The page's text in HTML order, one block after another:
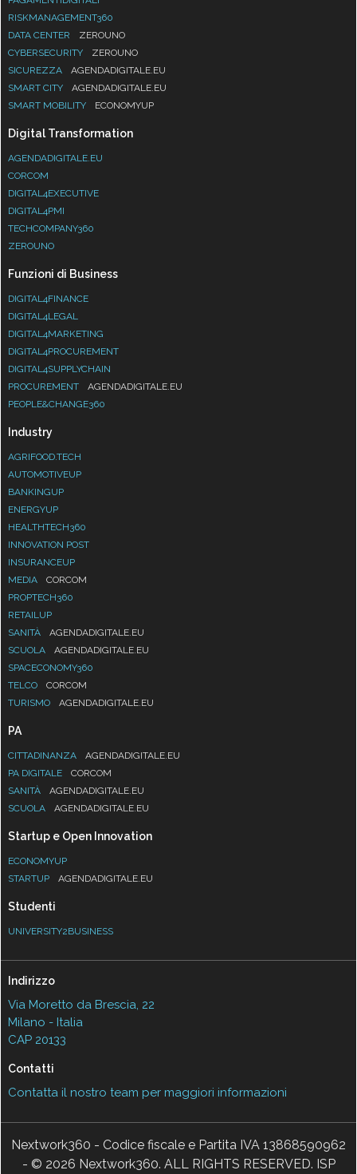
RISKMANAGEMENT360
DATA CENTER
ZEROUNO
CYBERSECURITY
ZEROUNO
SICUREZZA
AGENDADIGITALE.EU
SMART CITY
AGENDADIGITALE.EU
SMART MOBILITY
ECONOMYUP
Digital Transformation
AGENDADIGITALE.EU
CORCOM
DIGITAL4EXECUTIVE
DIGITAL4PMI
TECHCOMPANY360
ZEROUNO
Funzioni di Business
DIGITAL4FINANCE
DIGITAL4LEGAL
DIGITAL4MARKETING
DIGITAL4PROCUREMENT
DIGITAL4SUPPLYCHAIN
PROCUREMENT
AGENDADIGITALE.EU
PEOPLE&CHANGE360
Industry
AGRIFOOD.TECH
AUTOMOTIVEUP
BANKINGUP
ENERGYUP
HEALTHTECH360
INNOVATION POST
INSURANCEUP
MEDIA
CORCOM
PROPTECH360
RETAILUP
SANITÀ
AGENDADIGITALE.EU
SCUOLA
AGENDADIGITALE.EU
SPACECONOMY360
TELCO
CORCOM
TURISMO
AGENDADIGITALE.EU
PA
CITTADINANZA
AGENDADIGITALE.EU
PA DIGITALE
CORCOM
SANITÀ
AGENDADIGITALE.EU
SCUOLA
AGENDADIGITALE.EU
Startup e Open Innovation
ECONOMYUP
STARTUP
AGENDADIGITALE.EU
Studenti
UNIVERSITY2BUSINESS
Indirizzo
Via Moretto da Brescia, 22
Milano - Italia
CAP 20133
Contatti
Contatta il nostro team per maggiori informazioni
Nextwork360 - Codice fiscale e Partita IVA 13868590962
- © 2026 Nextwork360. ALL RIGHTS RESERVED. ISP